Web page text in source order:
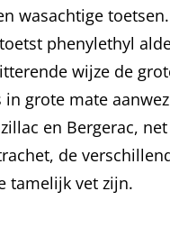
wasachtige
phenylethyl
wijze de
grote mate
en Bergerac,
de
tamelijk vet zijn.